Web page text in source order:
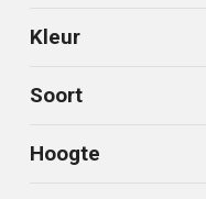
Kleur
Soort
Hoogte